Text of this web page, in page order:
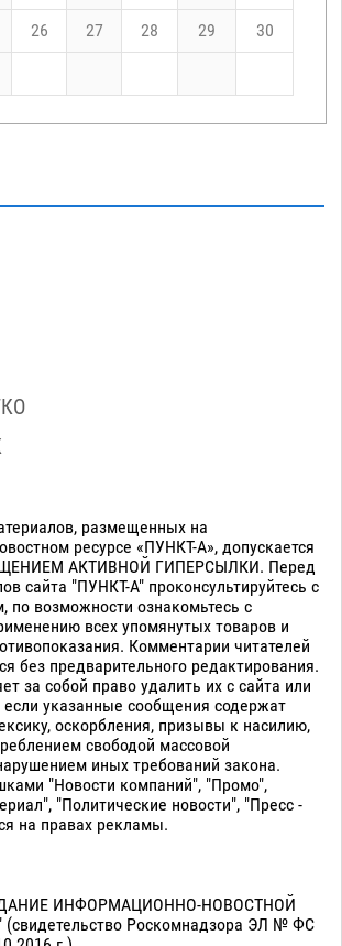
26 27 28 29 30
размещенных на
ресурсе «ПУНКТ-А», допускается
АКТИВНОЙ ГИПЕРСЫЛКИ. Перед
сайта "ПУНКТ-А" проконсультируйтесь с
по возможности ознакомьтесь с
всех упомянутых товаров и
Комментарии читателей
без предварительного редактирования.
за собой право удалить их с сайта или
если указанные сообщения содержат
оскорбления, призывы к насилию,
свободой массовой
иных требований закона.
"Новости компаний", "Промо",
"Политические новости", "Пресс -
на правах рекламы.
ИНФОРМАЦИОННО-НОВОСТНОЙ
Роскомнадзора ЭЛ № ФС